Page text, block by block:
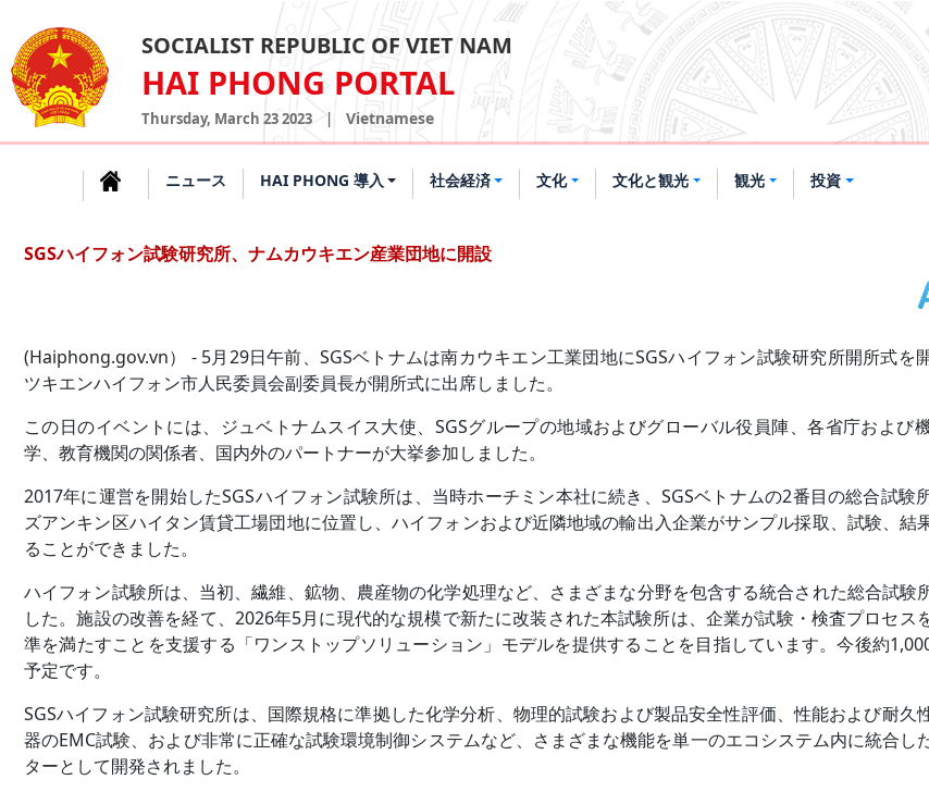
SOCIALIST REPUBLIC OF VIET NAM
HAI PHONG PORTAL
Thursday, March 23 2023 | Vietnamese
ニュース HAI PHONG 導入 社会経済 文化 文化と観光 観光 投資
SGSハイフォン試験研究所、ナムカウキエン産業団地に開設
(Haiphong.gov.vn） - 5月29日午前、SGSベトナムは南カウキエン工業団地にSGSハイフォン試験研究所開所式を
ツキエンハイフォン市人民委員会副委員長が開所式に出席しました。
この日のイベントには、ジュベトナムスイス大使、SGSグループの地域およびグローバル役員陣、各省庁および
学、教育機関の関係者、国内外のパートナーが大挙参加しました。
2017年に運営を開始したSGSハイフォン試験所は、当時ホーチミン本社に続き、SGSベトナムの2番目の総合試験
ズアンキン区ハイタン賃貸工場団地に位置し、ハイフォンおよび近隣地域の輸出入企業がサンプル採取、試験、結
ることができました。
ハイフォン試験所は、当初、繊維、鉱物、農産物の化学処理など、さまざまな分野を包含する統合された総合試験
した。施設の改善を経て、2026年5月に現代的な規模で新たに改装された本試験所は、企業が試験・検査プロセス
準を満たすことを支援する「ワンストップソリューション」モデルを提供することを目指しています。今後約
予定です。
SGSハイフォン試験研究所は、国際規格に準拠した化学分析、物理的試験および製品安全性評価、性能および耐久
器のEMC試験、および非常に正確な試験環境制御システムなど、さまざまな機能を単一のエコシステム内に統合し
ターとして開発されました。